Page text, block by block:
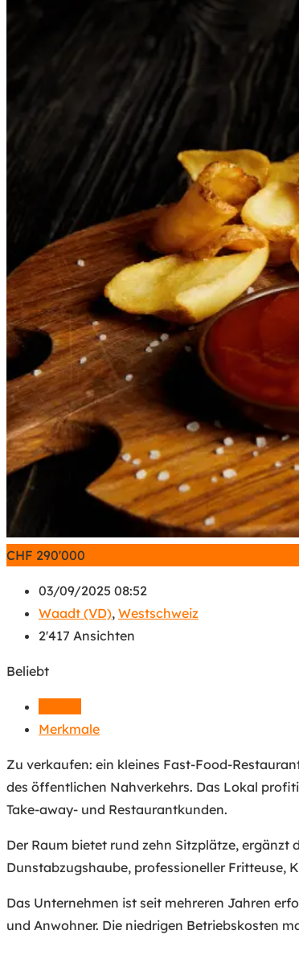
CHF 290'000
03/09/2025 08:52
Waadt (VD), Westschweiz
2'417 Ansichten
Beliebt
Merkmale
Zu verkaufen: ein kleines Fast-Food-
des öffentlichen Nahverkehrs. Das Lokal
Take-away- und Restaurantkunden.
Der Raum bietet rund zehn Sitzplätze,
Dunstabzugshaube, professioneller Fritteuse,
Das Unternehmen ist seit mehreren Jahren
und Anwohner. Die niedrigen Betriebskosten